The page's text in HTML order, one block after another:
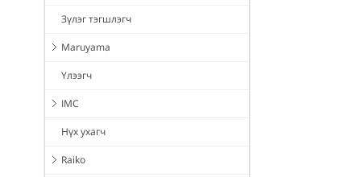
Зүлэг тэгшлэгч
Maruyama
Үлээгч
IMC
Нүх ухагч
Raiko